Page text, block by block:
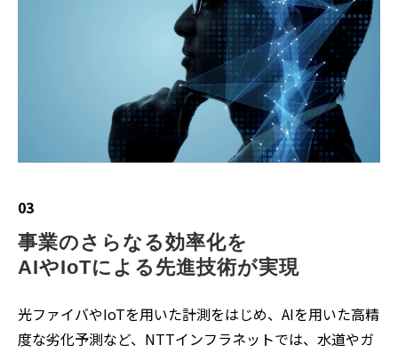
03
事業のさらなる効率化を
AIやIoTによる先進技術が実現
光ファイバやIoTを用いた計測をはじめ、AIを用いた高精
度な劣化予測など、NTTインフラネットでは、水道やガ